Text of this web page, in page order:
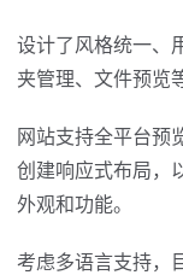
设计了风格统一、
夹管理、文件预览
网站支持全平台预
创建响应式布局，
外观和功能。
考虑多语言支持，